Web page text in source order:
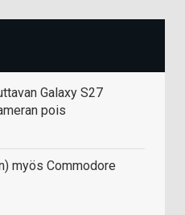
Galaxy S27
pois
myös Commodore